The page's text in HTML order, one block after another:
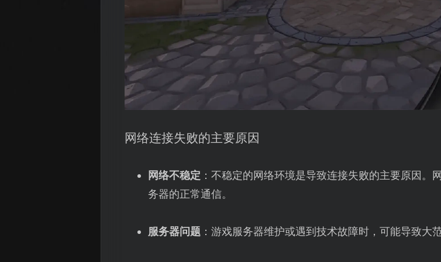
网络连接失败的主要原因
网络不稳定 ：不稳定的网络环境是导致连接失败的主要原因
务器的正常通信。
服务器问题：游戏服务器维护或遇到技术故障时，可能导致大